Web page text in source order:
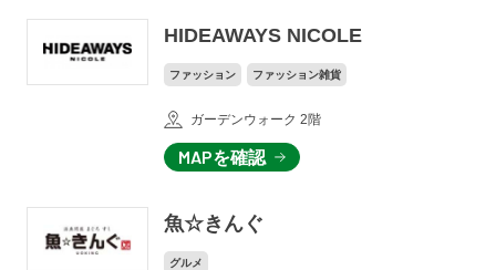
HIDEAWAYS NICOLE
ファッション ファッション雑貨
ガーデンウォーク 2階
MAPを確認
魚☆きんぐ
グルメ